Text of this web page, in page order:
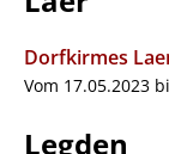
Dorfkirmes
Vom 17.05.2023
Legden